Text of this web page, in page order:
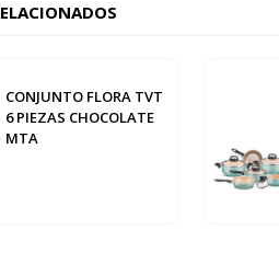
CONJUNTO FLORA TVT
6 PIEZAS CHOCOLATE
MTA